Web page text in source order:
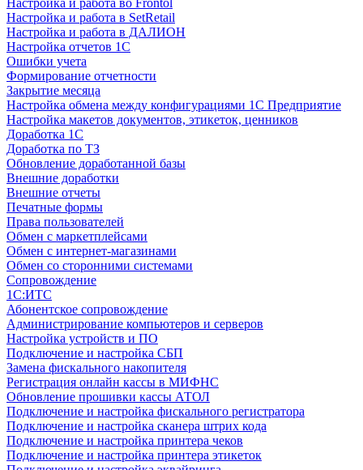
Настройка и работа во Frontol
Настройка и работа в SetRetail
Настройка и работа в ДАЛИОН
Настройка отчетов 1С
Ошибки учета
Формирование отчетности
Закрытие месяца
Настройка обмена между конфигурациями 1С Предприятие
Настройка макетов документов, этикеток, ценников
Доработка 1С
Доработка по ТЗ
Обновление доработанной базы
Внешние доработки
Внешние отчеты
Печатные формы
Права пользователей
Обмен с маркетплейсами
Обмен с интернет-магазинами
Обмен со сторонними системами
Сопровождение
1C:ИТС
Абонентское сопровождение
Администрирование компьютеров и серверов
Настройка устройств и ПО
Подключение и настройка СБП
Замена фискального накопителя
Регистрация онлайн кассы в МИФНС
Обновление прошивки кассы АТОЛ
Подключение и настройка фискального регистратора
Подключение и настройка сканера штрих кода
Подключение и настройка принтера чеков
Подключение и настройка принтера этикеток